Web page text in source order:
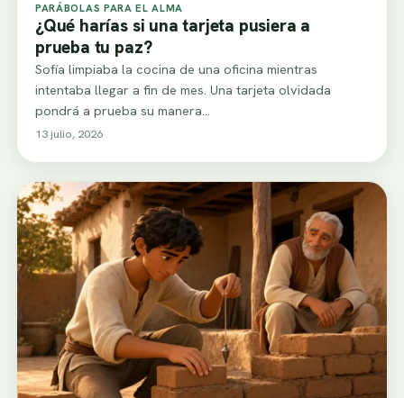
PARÁBOLAS PARA EL ALMA
¿Qué harías si una tarjeta pusiera a
prueba tu paz?
Sofía limpiaba la cocina de una oficina mientras
intentaba llegar a fin de mes. Una tarjeta olvidada
pondrá a prueba su manera…
13 julio, 2026